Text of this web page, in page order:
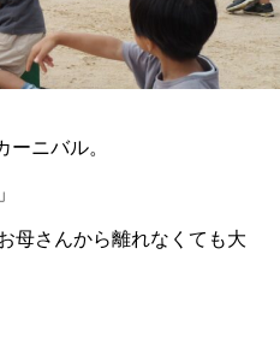
ニバル。
母さんから離れなくても大